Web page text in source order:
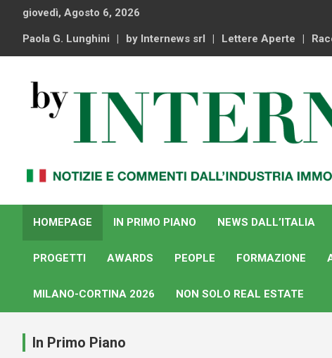
content
giovedì, Agosto 6, 2026
Paola G. Lunghini by Internews srl Lettere Aperte
By Internews
internazionale
HOMEPAGE
IN PRIMO PIANO NEWS DALL’ITALIA
PROGETTI AWARDS PEOPLE FORMAZIONE
MILANO-CORTINA 2026 NON SOLO REAL ESTATE
In Primo Piano